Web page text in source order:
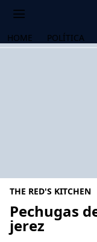
HOME POLÍTICA
THE RED'S KITCHEN
Pechugas
jerez